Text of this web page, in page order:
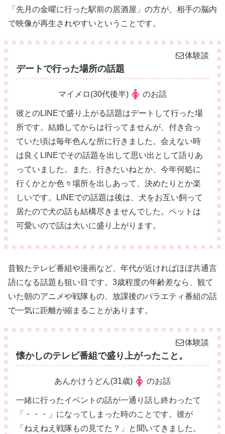
「先月の金曜に行った駅前の居酒屋」の方が、相手の脳内
で映像が再生されやすいということです。
体験談
デートで行った場所の話題
マイメロ(30代後半) のお話
彼とのLINEで盛り上がる話題はデートして行った場
所です。結婚してからは行ってませんが、付き合っ
ていた頃は毎年色んな所に行きました。会えない時
は良くLINEでその話題を出して思い出として語りあ
っていました。また、行きたいねとか、今年何処に
行くかとか色々場所を出しあって、決めたりとか楽
しいです。LINEでの話題は後は、犬をお互い飼って
居たので犬の話も結構尽きませんでした。ペットは
可愛いので話は大いに盛り上がります。
昔観たテレビ番組や漫画など、年代が近ければほぼ共通言
語になる話題も狙い目です。3歳程度の年齢差なら、観て
いた朝のアニメや戦隊もの、放課後のバラエティ番組の話
で一気に距離が縮まることがあります。
体験談
懐かしのテレビ番組で盛り上がったこと。
あんかけうどん(31歳) のお話
一緒に行ったイベントの話が一通り話し終わったて
「・・・」になってしまった時のことです。彼が
「ねえねえ戦隊もの見てた？」と聞いてきました。